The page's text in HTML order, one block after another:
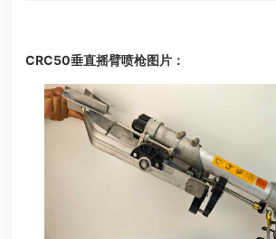
CRC50垂直摇臂喷枪图片：